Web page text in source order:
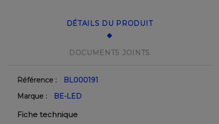
DÉTAILS DU PRODUIT
DOCUMENTS JOINTS
Référence :
BL000191
Marque :
BE-LED
Fiche technique